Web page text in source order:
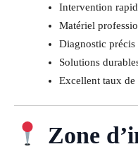
Intervention
Matériel
Diagnostic précis
Solutions
Excellent taux
Zone